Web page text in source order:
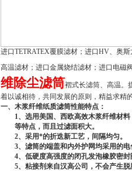
进口TETRATEX覆膜滤材；进口HV、奥
高温滤材；进口金属烧结滤材；进口电磁
维除尘滤筒褶式长滤筒、高温。
着以诚相待，共同发展的原则，精益求精
一、木浆纤维纸质滤筒性能特点：
1、选用美国、西欧高效木浆纤维材料
等特点，而且过滤面积大。
2、采用*的折迭新工艺，间隔均匀。
3、滤筒的端盖和内外护网均采用的电
4、低硬度高强度的闭孔发泡橡胶密封
5、粘接剂来自汉高公司，不会产生脱